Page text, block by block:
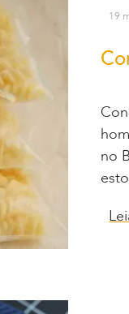
19
no